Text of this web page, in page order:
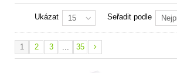
Seřadit podle
Ukázat 15
1 2 3 ... 35